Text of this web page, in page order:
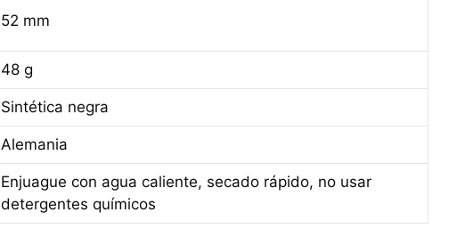
52 mm
48 g
Sintética negra
Alemania
Enjuague con agua caliente, secado rápido, no usar
detergentes químicos